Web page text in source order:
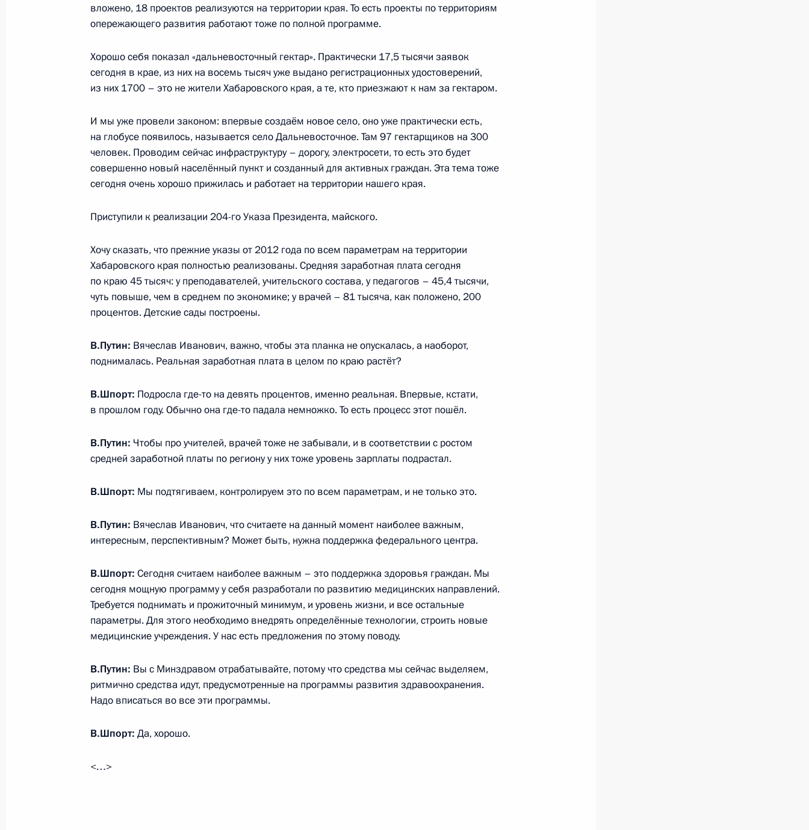
Совещание послов и постоянных представителей России
19 июля 2018 года, 14:10 Москва
5
18 июля 2018 года, среда
Встреча с руководством госкорпорации «Роскосмос»
2
Совещание с членами Правительства
18 июля 2018 года, 15:20 Москва, Кремль
Новое пространство для жизни»
18 июля 2018 года, 13:50 Москва
17 июля 2018 года, вторник
Встреча с Председателем Центрального банка Эльвирой
Набиуллиной
2
Интервью американскому телеканалу Fox News
16 июля 2018 года, понедельник
Встреча с Президентом Финляндии Саули Ниинистё
и США
вложено, 18 проектов реализуются на территории края. То есть проекты по территориям
опережающего развития работают тоже по полной программе.
Хорошо себя показал «дальневосточный гектар». Практически 17,5 тысячи заявок
сегодня в крае, из них на восемь тысяч уже выдано регистрационных удостоверений,
из них 1700 – это не жители Хабаровского края, а те, кто приезжают к нам за гектаром.
И мы уже провели законом: впервые создаём новое село, оно уже практически есть,
на глобусе появилось, называется село Дальневосточное. Там 97 гектарщиков на 300
человек. Проводим сейчас инфраструктуру – дорогу, электросети, то есть это будет
совершенно новый населённый пункт и созданный для активных граждан. Эта тема тоже
сегодня очень хорошо прижилась и работает на территории нашего края.
Приступили к реализации 204-го Указа Президента, майского.
Хочу сказать, что прежние указы от 2012 года по всем параметрам на территории
Хабаровского края полностью реализованы. Средняя заработная плата сегодня
по краю 45 тысяч: у преподавателей, учительского состава, у педагогов – 45,4 тысячи,
чуть повыше, чем в среднем по экономике; у врачей – 81 тысяча, как положено, 200
процентов. Детские сады построены.
В.Путин: Вячеслав Иванович, важно, чтобы эта планка не опускалась, а наоборот,
поднималась. Реальная заработная плата в целом по краю растёт?
В.Шпорт: Подросла где-то на девять процентов, именно реальная. Впервые, кстати,
в прошлом году. Обычно она где-то падала немножко. То есть процесс этот пошёл.
В.Путин: Чтобы про учителей, врачей тоже не забывали, и в соответствии с ростом
средней заработной платы по региону у них тоже уровень зарплаты подрастал.
В.Шпорт: Мы подтягиваем, контролируем это по всем параметрам, и не только это.
В.Путин: Вячеслав Иванович, что считаете на данный момент наиболее важным,
интересным, перспективным? Может быть, нужна поддержка федерального центра.
В.Шпорт: Сегодня считаем наиболее важным – это поддержка здоровья граждан. Мы
сегодня мощную программу у себя разработали по развитию медицинских направлений.
Требуется поднимать и прожиточный минимум, и уровень жизни, и все остальные
параметры. Для этого необходимо внедрять определённые технологии, строить новые
медицинские учреждения. У нас есть предложения по этому поводу.
В.Путин: Вы с Минздравом отрабатывайте, потому что средства мы сейчас выделяем,
ритмично средства идут, предусмотренные на программы развития здравоохранения.
Надо вписаться во все эти программы.
В.Шпорт: Да, хорошо.
<…>